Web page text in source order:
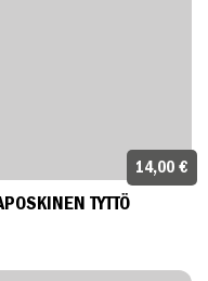
14,00 €
TYTTÖ